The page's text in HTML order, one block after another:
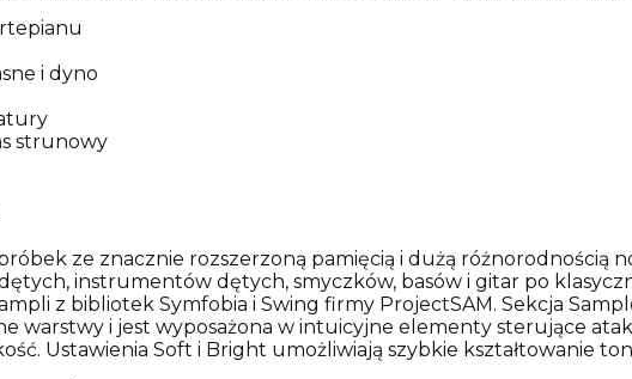
i dyno
strunowy
ze znacznie rozszerzoną pamięcią i dużą różnorodnością
instrumentów dętych, smyczków, basów i gitar po
z bibliotek Symfobia i Swing firmy ProjectSAM. Sekcja
warstwy i jest wyposażona w intuicyjne elementy sterujące
Ustawienia Soft i Bright umożliwiają szybkie kształtowanie